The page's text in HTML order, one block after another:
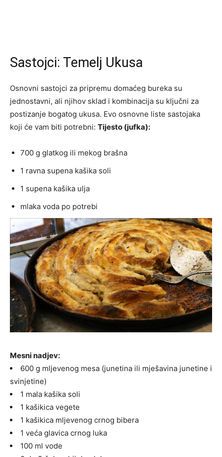
Sastojci: Temelj Ukusa
Osnovni sastojci za pripremu domaćeg bureka su
jednostavni, ali njihov sklad i kombinacija su ključni za
postizanje bogatog ukusa. Evo osnovne liste sastojaka
koji će vam biti potrebni: Tijesto (jufka):
700 g glatkog ili mekog brašna
1 ravna supena kašika soli
1 supena kašika ulja
mlaka voda po potrebi
Mesni nadjev:
600 g mljevenog mesa (junetina ili mješavina junetine i
svinjetine)
1 mala kašika soli
1 kašikica vegete
1 kašikica mljevenog crnog bibera
1 veća glavica crnog luka
100 ml vode